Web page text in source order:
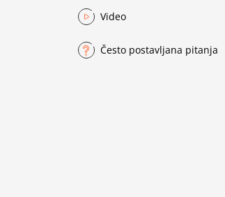
Video
Često postavljana pitanja